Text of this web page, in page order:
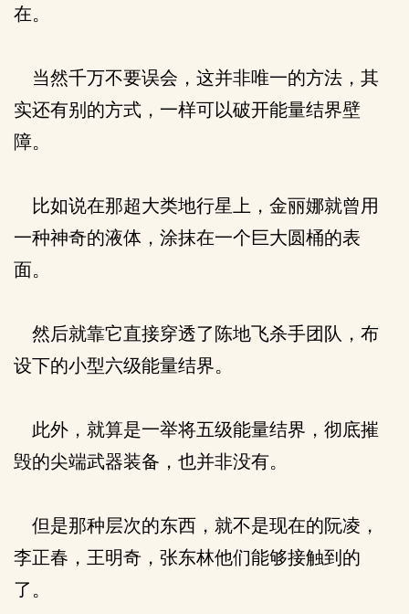
在。
当然千万不要误会，这并非唯一的方法，其
实还有别的方式，一样可以破开能量结界壁
障。
比如说在那超大类地行星上，金丽娜就曾用
一种神奇的液体，涂抹在一个巨大圆桶的表
面。
然后就靠它直接穿透了陈地飞杀手团队，布
设下的小型六级能量结界。
此外，就算是一举将五级能量结界，彻底摧
毁的尖端武器装备，也并非没有。
但是那种层次的东西，就不是现在的阮凌，
李正春，王明奇，张东林他们能够接触到的
了。